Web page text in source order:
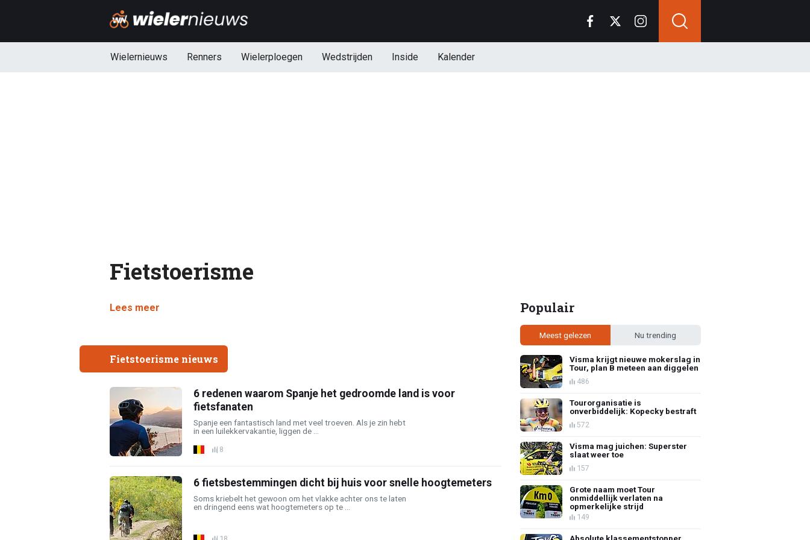
Wielernieuws Renners Wielerploegen Wedstrijden Inside Kalender
Fietstoerisme
Lees meer
Fietstoerisme nieuws
6 redenen waarom Spanje het gedroomde land is voor
fietsfanaten
Spanje een fantastisch land met veel troeven. Als je zin hebt
in een luilekkervakantie, liggen de ...
8
6 fietsbestemmingen dicht bij huis voor snelle hoogtemeters
Soms kriebelt het gewoon om het vlakke achter ons te laten
en dringend eens wat hoogtemeters op te ...
Populair
Meest gelezen Nu trending
Visma krijgt nieuwe mokerslag in
Tour, plan B meteen aan diggelen
486
Tourorganisatie is
onverbiddelijk: Kopecky bestraft
572
Visma mag juichen: Superster
slaat weer toe
157
Grote naam moet Tour
onmiddellijk verlaten na
opmerkelijke strijd
149
Absolute klassementstopper